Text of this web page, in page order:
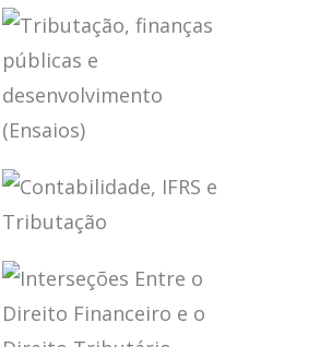
FUNDAMENTOS
DO DIREITO
TRIBUTÁRIO
BRASILEIRO (3
ED.)
TRIBUTAÇÃO,
FINANÇAS
PÚBLICAS E
(ENSAIOS)
CONTABILIDADE,
IFRS E
TRIBUTAÇÃO